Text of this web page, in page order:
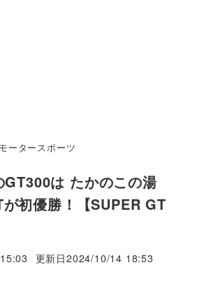
モータースポーツ
GT300は たかのこの湯
初優勝！【SUPER GT
更新日2024/10/14 18:53